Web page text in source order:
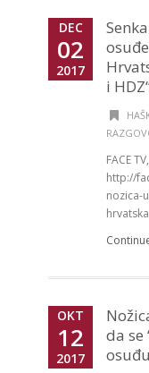
DEC
02
2017
i
FACE
http://
nozica-
OKT
12
2017
da se